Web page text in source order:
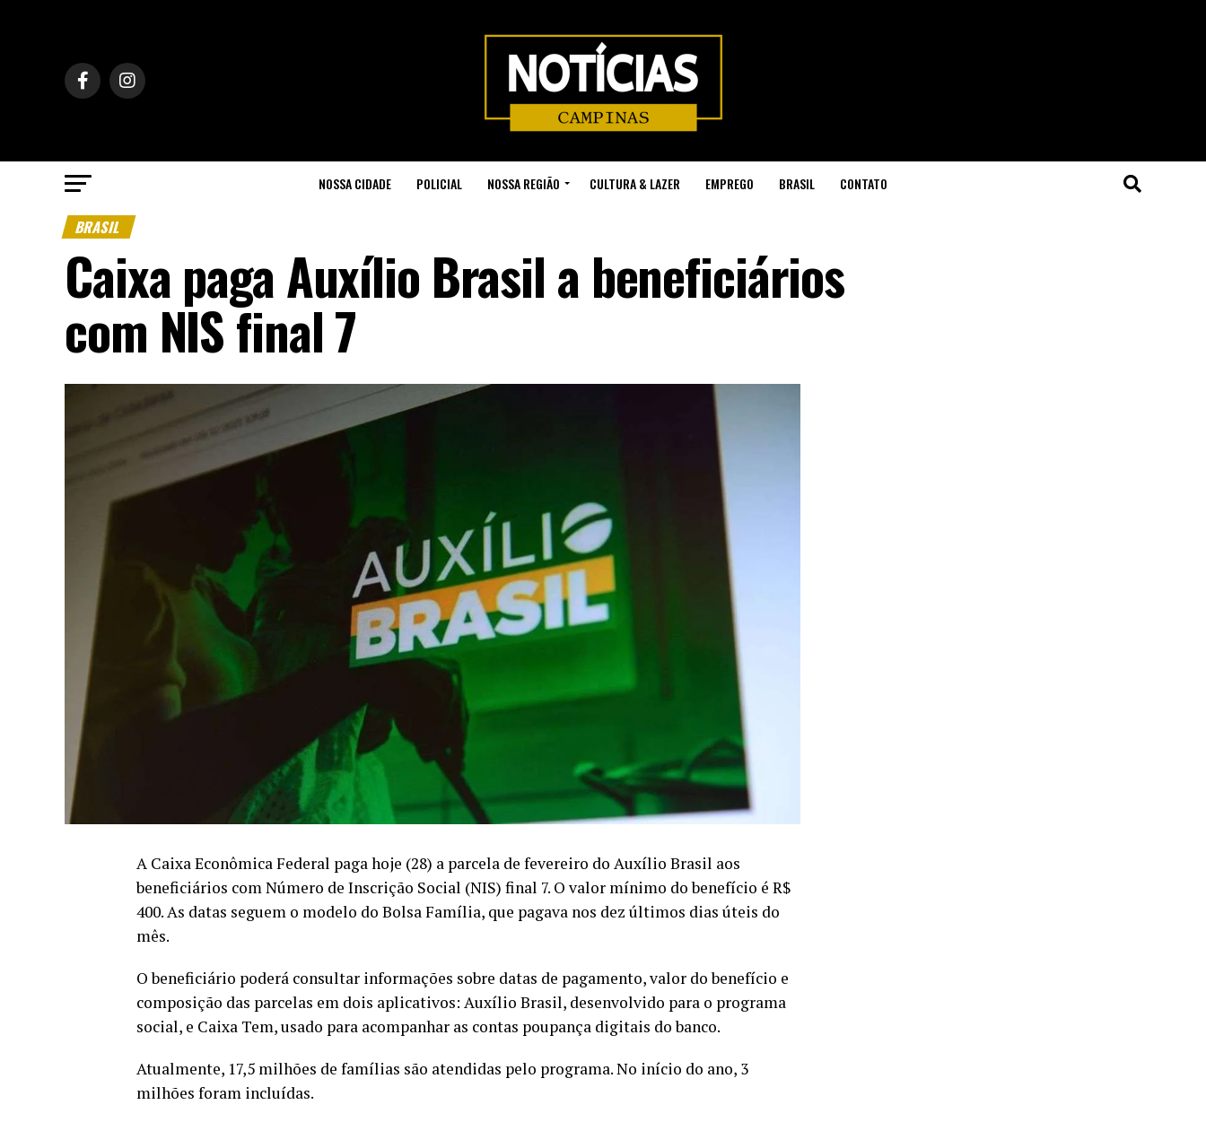
NOSSA CIDADE POLICIAL NOSSA REGIÃO CULTURA & LAZER EMPREGO BRASIL CONTATO
BRASIL
Caixa paga Auxílio Brasil a beneficiários
com NIS final 7
A Caixa Econômica Federal paga hoje (28) a parcela de fevereiro do Auxílio Brasil aos
beneficiários com Número de Inscrição Social (NIS) final 7. O valor mínimo do benefício é R$
400. As datas seguem o modelo do Bolsa Família, que pagava nos dez últimos dias úteis do
mês.
O beneficiário poderá consultar informações sobre datas de pagamento, valor do benefício e
composição das parcelas em dois aplicativos: Auxílio Brasil, desenvolvido para o programa
social, e Caixa Tem, usado para acompanhar as contas poupança digitais do banco.
Atualmente, 17,5 milhões de famílias são atendidas pelo programa. No início do ano, 3
milhões foram incluídas.